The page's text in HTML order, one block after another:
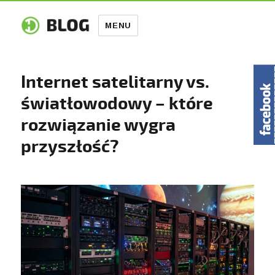
MENU
Internet satelitarny vs.
światłowodowy – które
rozwiązanie wygra
przyszłość?